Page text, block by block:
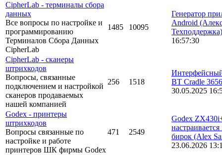
CipherLab - терминалы сбора
данных
Все вопросы по настройке и
программированию
Терминалов Сбора Данных
CipherLab
1485 10095
Генератор
Android
Техподдержка)
16:57:30
CipherLab - сканеры
штрихкодов
Вопросы, связанные
подключением и настройкой
сканеров продаваемых
нашей компанией
256 1518
BT Cradle
30.05.2025
Godex - принтеры
штрихкодов
Вопросы связанные по
настройке и работе
принтеров ШК фирмы Godex
471 2549
Godex
настраивается
бирок (Alex
23.06.2026